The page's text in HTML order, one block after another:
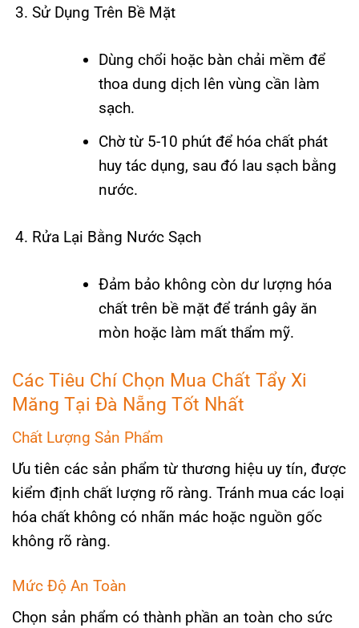
Sử Dụng Trên Bề Mặt
Dùng chổi hoặc bàn chải mềm để
thoa dung dịch lên vùng cần làm
sạch.
Chờ từ 5-10 phút để hóa chất phát
huy tác dụng, sau đó lau sạch bằng
nước.
Rửa Lại Bằng Nước Sạch
Đảm bảo không còn dư lượng hóa
chất trên bề mặt để tránh gây ăn
mòn hoặc làm mất thẩm mỹ.
Các Tiêu Chí Chọn Mua Chất Tẩy Xi
Măng Tại Đà Nẵng Tốt Nhất
Chất Lượng Sản Phẩm
Ưu tiên các sản phẩm từ thương hiệu uy tín, được
kiểm định chất lượng rõ ràng. Tránh mua các loại
hóa chất không có nhãn mác hoặc nguồn gốc
không rõ ràng.
Mức Độ An Toàn
Chọn sản phẩm có thành phần an toàn cho sức